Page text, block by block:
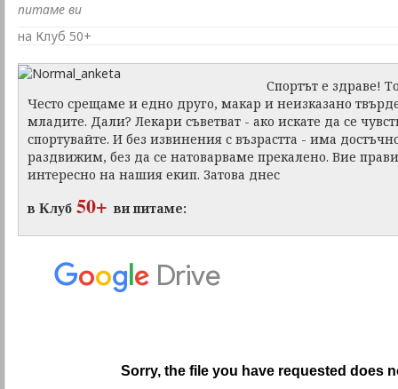
питаме ви
на Клуб 50+
Спортът е здраве!
Често срещаме и едно друго, макар и неизказано
младите. Дали? Лекари съветват - ако искате да се
спортувайте. И без извинения с възрастта - има
раздвижим, без да се натоварваме прекалено. Вие
интересно на нашия екип. Затова днес
в Клуб 50+ви питаме: